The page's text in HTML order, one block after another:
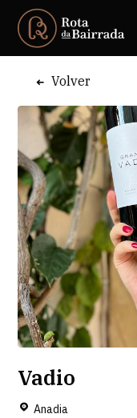
Volver
Vadio
Anadia